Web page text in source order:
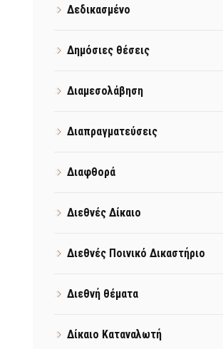
Δεδικασμένο
Δημόσιες θέσεις
Διαμεσολάβηση
Διαπραγματεύσεις
Διαφθορά
Διεθνές Δίκαιο
Διεθνές Ποινικό Δικαστήριο
Διεθνή θέματα
Δίκαιο Καταναλωτή